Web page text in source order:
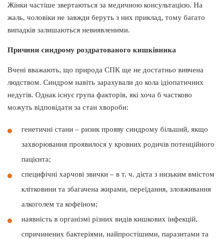
Жінки частіше звертаються за медичною консультацією. На
жаль, чоловіки не завжди беруть з них приклад, тому багато
випадків залишаються невиявленими.
Причини синдрому роздратованого кишківника
Вчені вважають, що природа СПК ще не достатньо вивчена
людством. Синдром навіть зарахували до кола ідіопатичних
недугів. Однак існує група факторів, які хоча б частково
можуть відповідати за стан хвороби:
генетичні стани ‒ ризик прояву синдрому більший, якщо
захворювання проявилося у кровних родичів потенційного
пацієнта;
специфічні харчові звички ‒ в т. ч. дієта з низьким вмістом
клітковини та збагачена жирами, переїдання, зловживання
алкоголем та кофеїном;
наявність в організмі різних видів кишкових інфекцій,
спричинених бактеріями, найпростішими, паразитами та